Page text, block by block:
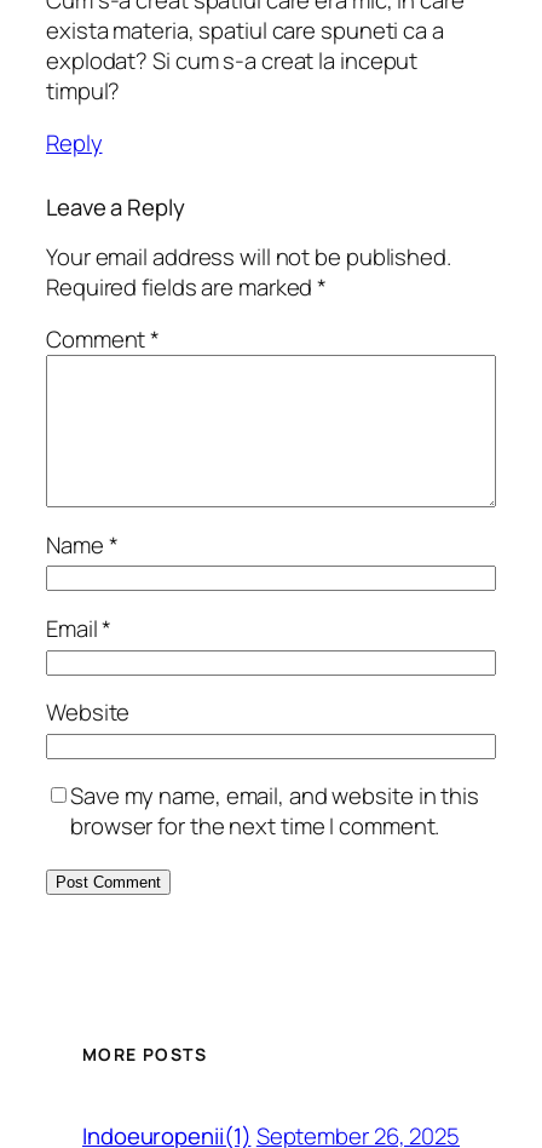
exista materia, spatiul care spuneti ca a
explodat? Si cum s-a creat la inceput
timpul?
Reply
Leave a Reply
Your email address will not be published.
Required fields are marked*
Comment*
Name*
Email*
Website
Save my name, email, and website in this
browser for the next time I comment.
MORE POSTS
Indoeuropenii(1) September 26, 2025